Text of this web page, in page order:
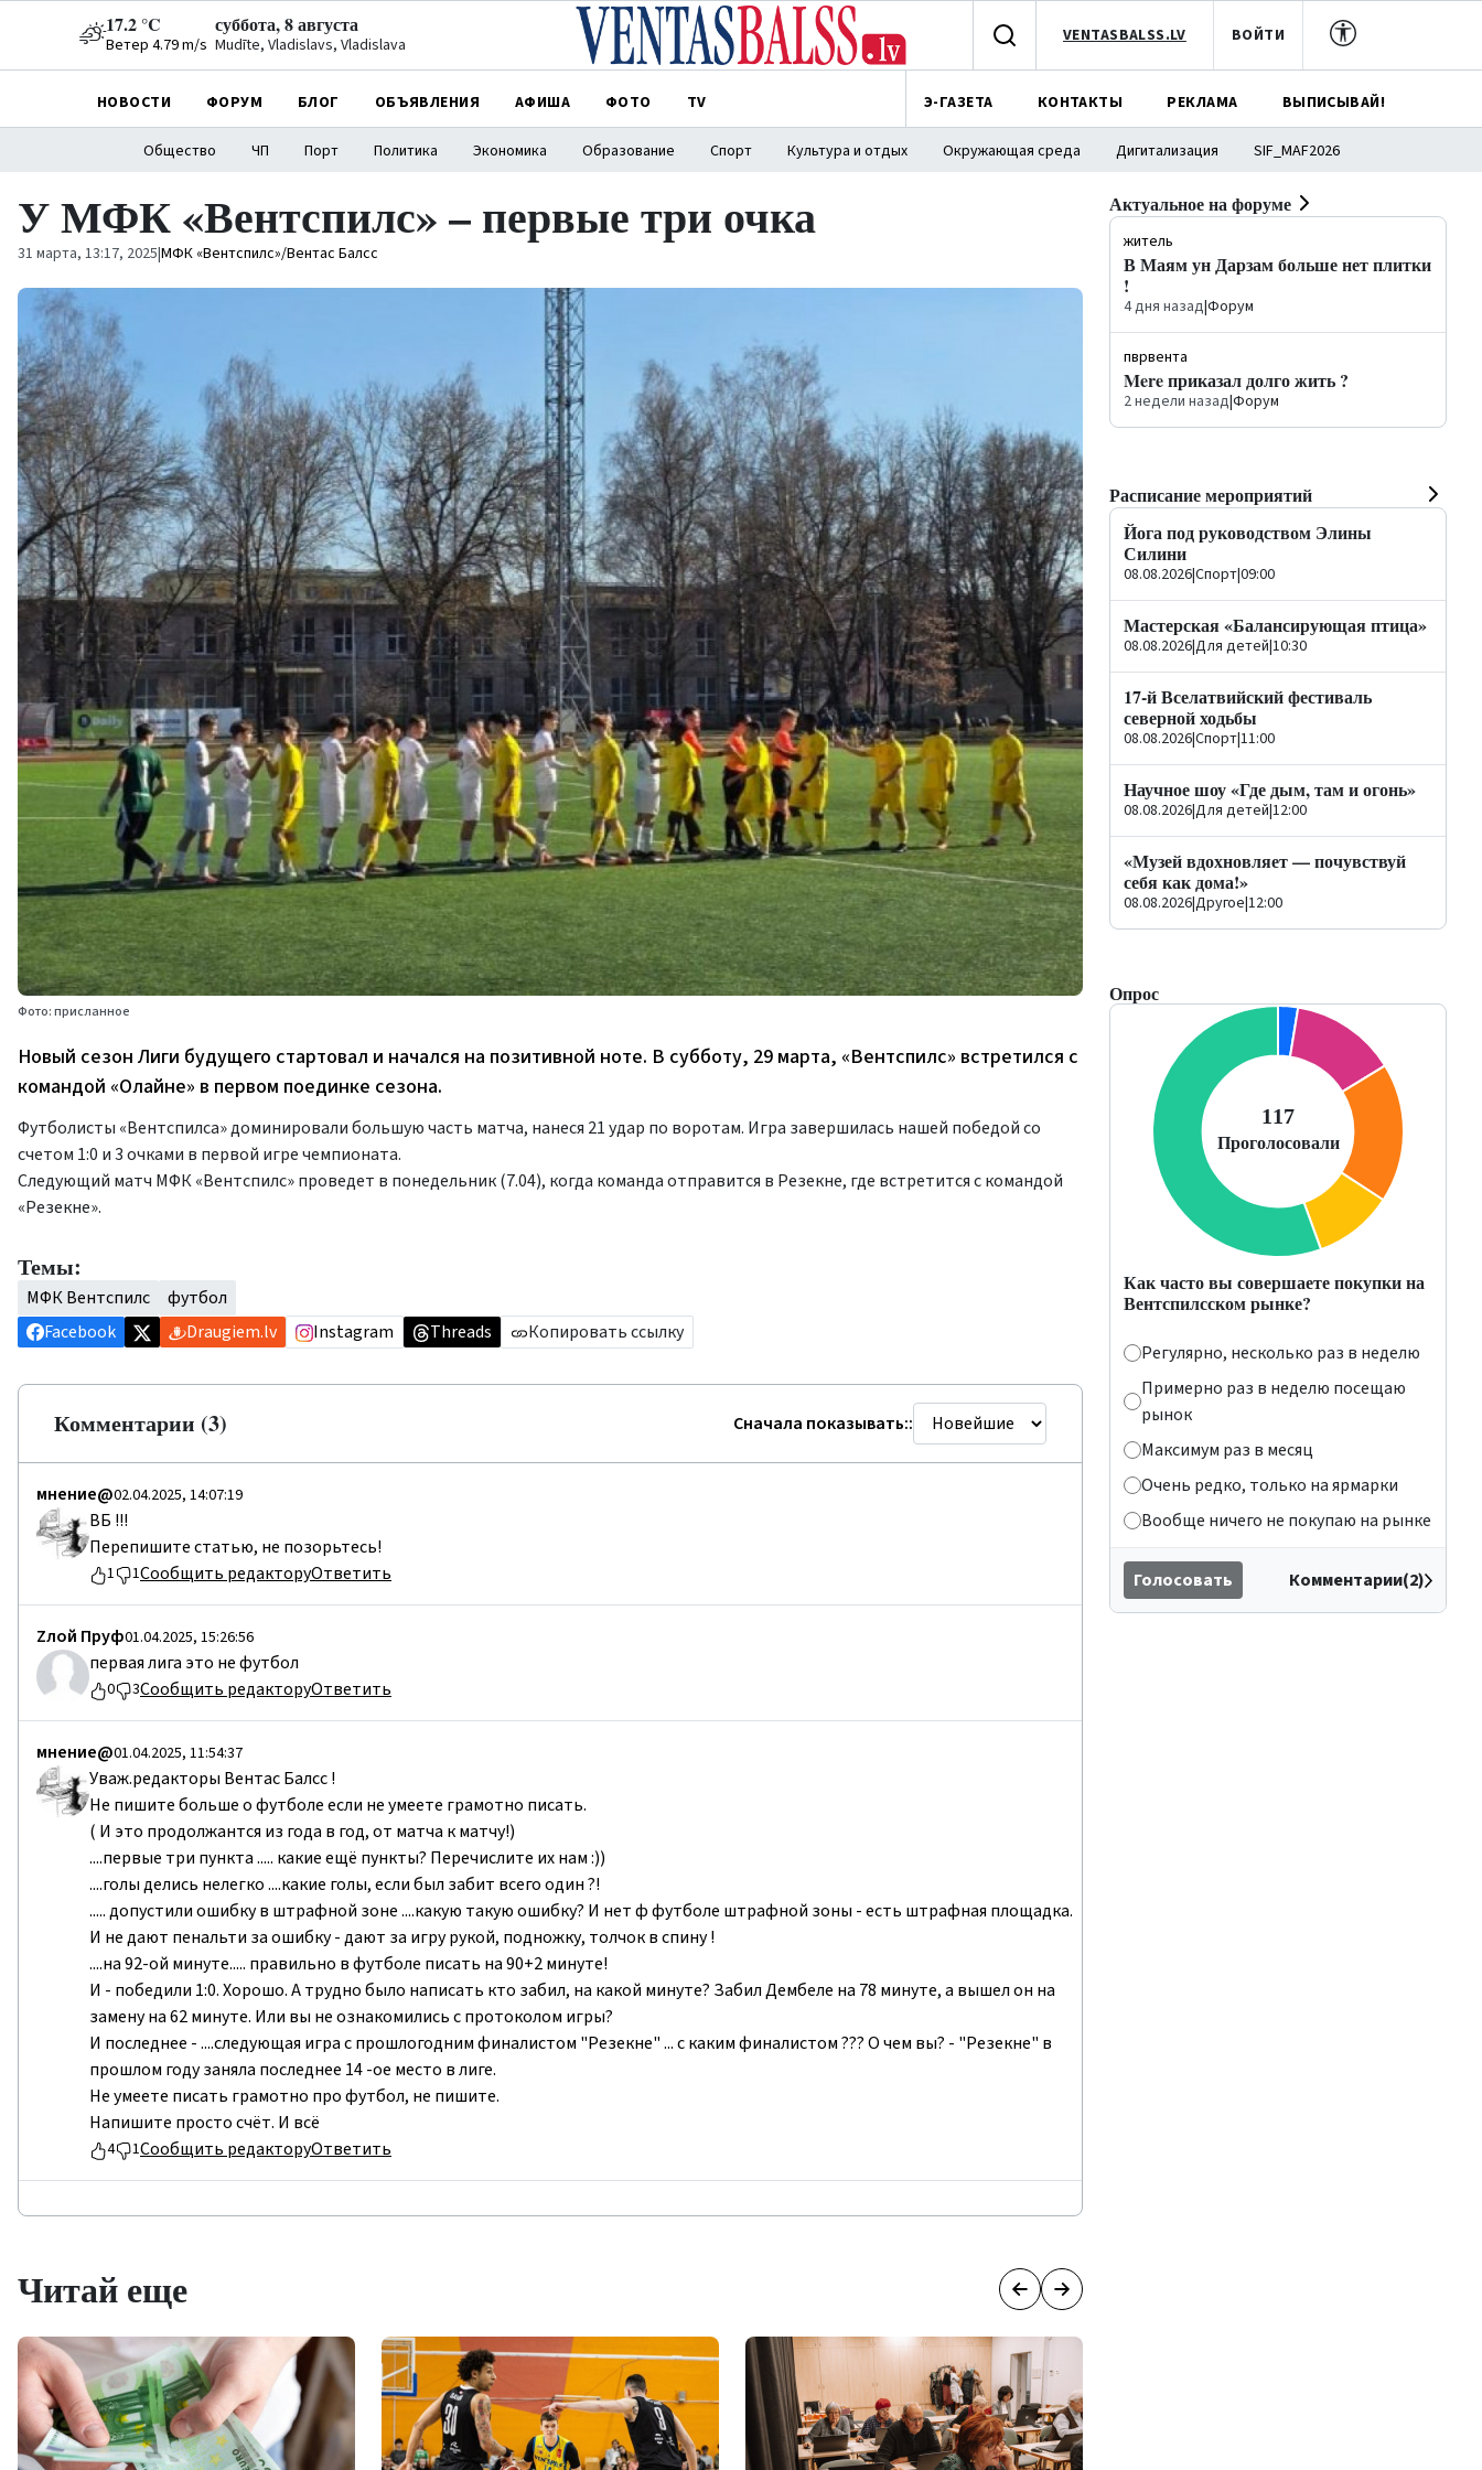
17.2 °C
Ветер 4.79 m/s
суббота, 8 августа
Mudīte, Vladislavs, Vladislava VENTASBALSS.LV ВОЙТИ
НОВОСТИ ФОРУМ БЛОГ ОБЪЯВЛЕНИЯ АФИША ФОТО TV Э-ГАЗЕТА КОНТАКТЫ РЕКЛАМА ВЫПИСЫВАЙ!
Общество ЧП Порт Политика Экономика Образование Спорт Культура и отдых Окружающая среда Дигитализация SIF_MAF2026
У МФК «Вентспилс» – первые три очка
31 марта, 13:17, 2025|МФК «Вентспилс»/Вентас Балсс
Фото: присланное
Новый сезон Лиги будущего стартовал и начался на позитивной ноте. В субботу, 29 марта, «Вентспилс» встретился с
командой «Олайне» в первом поединке сезона.
Футболисты «Вентспилса» доминировали большую часть матча, нанеся 21 удар по воротам. Игра завершилась нашей победой со
счетом 1:0 и 3 очками в первой игре чемпионата.
Следующий матч МФК «Вентспилс» проведет в понедельник (7.04), когда команда отправится в Резекне, где встретится с командой
«Резекне».
Темы:
МФК Вентспилс
футбол
Facebook
Draugiem.lv Instagram Threads Копировать ссылку
Комментарии (3) Сначала показывать::
мнение@02.04.2025, 14:07:19
ВБ !!!
Перепишите статью, не позорьтесь!
1 1Сообщить редакторуОтветить
Zлой Пруф01.04.2025, 15:26:56
первая лига это не футбол
0 3Сообщить редакторуОтветить
мнение@01.04.2025, 11:54:37
Уваж.редакторы Вентас Балсс !
Не пишите больше о футболе если не умеете грамотно писать.
( И это продолжантся из года в год, от матча к матчу!)
....первые три пункта ..... какие ещё пункты? Перечислите их нам :))
....голы делись нелегко ....какие голы, если был забит всего один ?!
..... допустили ошибку в штрафной зоне ....какую такую ошибку? И нет ф футболе штрафной зоны - есть штрафная площадка.
И не дают пенальти за ошибку - дают за игру рукой, подножку, толчок в спину !
....на 92-ой минуте..... правильно в футболе писать на 90+2 минуте!
И - победили 1:0. Хорошо. А трудно было написать кто забил, на какой минуте? Забил Дембеле на 78 минуте, а вышел он на
замену на 62 минуте. Или вы не ознакомились с протоколом игры?
И последнее - ....следующая игра с прошлогодним финалистом "Резекне" ... с каким финалистом ??? О чем вы? - "Резекне" в
прошлом году заняла последнее 14 -ое место в лиге.
Не умеете писать грамотно про футбол, не пишите.
Напишите просто счёт. И всё
4 1Сообщить редакторуОтветить
Читай еще
Актуальное на форуме
житель
В Маям ун Дарзам больше нет плитки
!
4 дня назад|Форум
пврвента
Mere приказал долго жить ?
2 недели назад|Форум
Расписание мероприятий
Йога под руководством Элины
Силини
08.08.2026|Спорт|09:00
Мастерская «Балансирующая птица»
08.08.2026|Для детей|10:30
17-й Вселатвийский фестиваль
северной ходьбы
08.08.2026|Спорт|11:00
Научное шоу «Где дым, там и огонь»
08.08.2026|Для детей|12:00
«Музей вдохновляет — почувствуй
себя как дома!»
08.08.2026|Другое|12:00
Опрос
Как часто вы совершаете покупки на
Вентспилсском рынке?
Регулярно, несколько раз в неделю
Примерно раз в неделю посещаю
рынок
Максимум раз в месяц
Очень редко, только на ярмарки
Вообще ничего не покупаю на рынке
Голосовать Комментарии(2)